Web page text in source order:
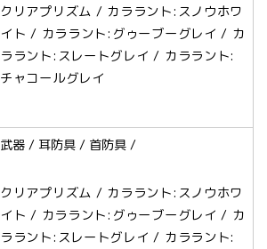
クリアプリズム / カララント:スノウホワ
イト / カララント:グゥーブーグレイ / カ
ララント:スレートグレイ / カララント:
チャコールグレイ
武器 / 耳防具 / 首防具 /
クリアプリズム / カララント:スノウホワ
イト / カララント:グゥーブーグレイ / カ
ララント:スレートグレイ / カララント: